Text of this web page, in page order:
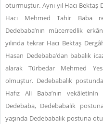
oturmuştur. Aynı yıl Hacı Bektaş
Hacı Mehmed Tahir Baba
Dedebaba’nın mücerredlik
yılında tekrar Hacı Bektaş
Hasan Dedebaba’dan babalık
alarak Türbedar Mehmed
olmuştur. Dedebabalık
Hafız Ali Baba’nın
Dedebaba, Dedebabalık
yaşında Dedebabalık postuna